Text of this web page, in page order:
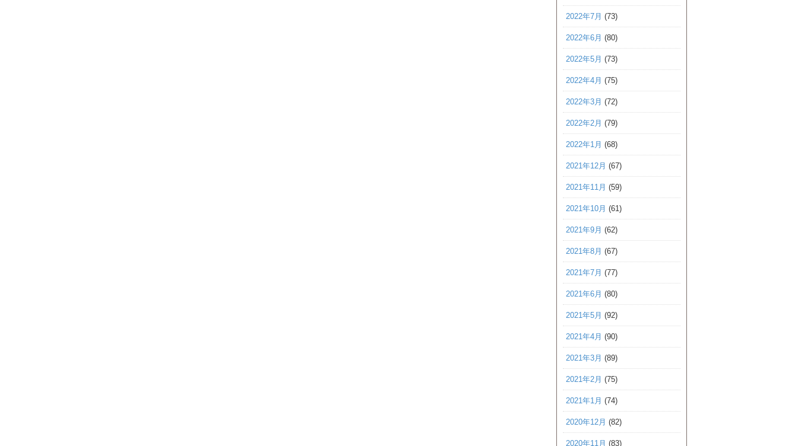
2022年7月 (73)
2022年6月 (80)
2022年5月 (73)
2022年4月 (75)
2022年3月 (72)
2022年2月 (79)
2022年1月 (68)
2021年12月 (67)
2021年11月 (59)
2021年10月 (61)
2021年9月 (62)
2021年8月 (67)
2021年7月 (77)
2021年6月 (80)
2021年5月 (92)
2021年4月 (90)
2021年3月 (89)
2021年2月 (75)
2021年1月 (74)
2020年12月 (82)
2020年11月 (83)